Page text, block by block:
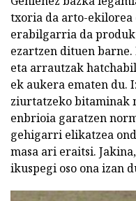
txoria da arto-ekilorea
erabilgarria da
ezartzen dituen
eta arrautzak
ek aukera ematen du.
ziurtatzeko bitaminak
enbrioia garatzen
gehigarri elikatzea
masa ari eraitsi.
ikuspegi oso ona izan